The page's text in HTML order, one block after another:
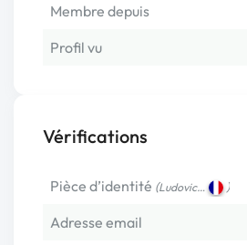
Membre depuis
Profil vu
Vérifications
Pièce d’identité (Ludovic… )
Adresse email